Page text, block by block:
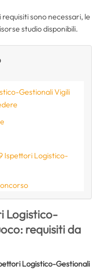
sono necessari, le
studio disponibili.
Gestionali Vigili
Ispettori Logistico-
Logistico-
requisiti da
Logistico-Gestionali